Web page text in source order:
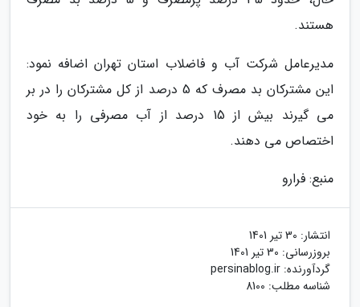
هستند.
مدیرعامل شرکت آب و فاضلاب استان تهران اضافه نمود:
این مشترکان بد مصرف که 5 درصد از کل مشترکان را در بر
می گیرند بیش از 15 درصد از آب مصرفی را به خود
اختصاص می دهند.
منبع: فرارو
انتشار: 30 تیر 1401
بروزرسانی: 30 تیر 1401
گردآورنده: persinablog.ir
شناسه مطلب: 8100